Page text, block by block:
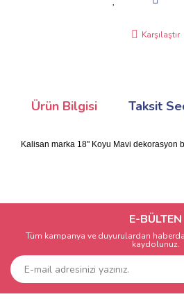
Karşılaştır
Ürün Bilgisi Taksit
Kalisan marka 18" Koyu Mavi dekorasyon
E-BÜLTEN
Tüm kampanya ve duyurulardan
kaydolunuz.